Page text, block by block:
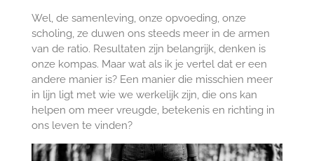
Wel, de samenleving, onze opvoeding, onze
scholing, ze duwen ons steeds meer in de armen
van de ratio. Resultaten zijn belangrijk, denken is
onze kompas. Maar wat als ik je vertel dat er een
andere manier is? Een manier die misschien meer
in lijn ligt met wie we werkelijk zijn, die ons kan
helpen om meer vreugde, betekenis en richting in
ons leven te vinden?